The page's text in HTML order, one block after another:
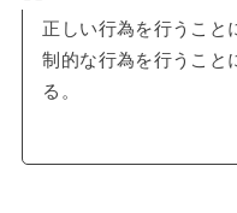
正しい行為を行うこと
制的な行為を行うこと
る。